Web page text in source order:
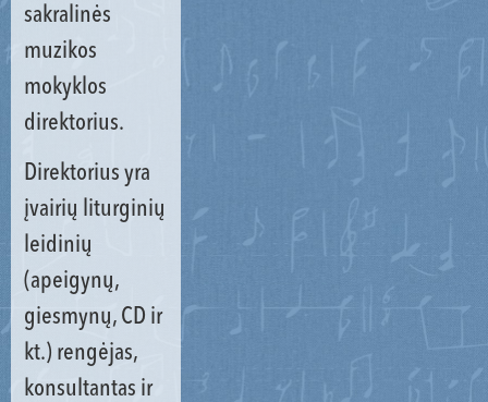
sakralinės
muzikos
mokyklos
direktorius.
Direktorius yra
įvairių liturginių
leidinių
(apeigynų,
giesmynų, CD ir
kt.) rengėjas,
konsultantas ir